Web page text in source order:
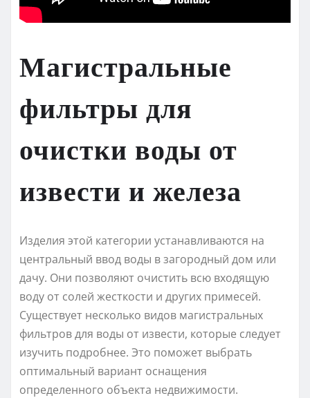
Магистральные
фильтры для
очистки воды от
извести и железа
Изделия этой категории устанавливаются на
центральный ввод воды в загородный дом или
дачу. Они позволяют очистить всю входящую
воду от солей жесткости и других примесей.
Существует несколько видов магистральных
фильтров для воды от извести, которые следует
изучить подробнее. Это поможет выбрать
оптимальный вариант оснащения
определенного объекта недвижимости.